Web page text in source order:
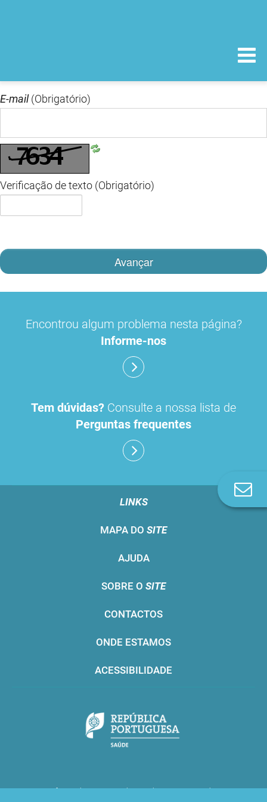
E-mail (Obrigatório)
Verificação de texto (Obrigatório)
Avançar
Encontrou algum problema nesta página?
Informe-nos
Tem dúvidas? Consulte a nossa lista de
Perguntas frequentes
LINKS
MAPA DO SITE
AJUDA
SOBRE O SITE
CONTACTOS
ONDE ESTAMOS
ACESSIBILIDADE
Infarmed © 2016. Todos os direitos reservados